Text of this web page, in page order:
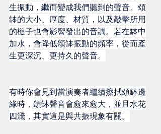
生振動，繼而變成我們聽到的聲音。頌
缽的大小、厚度、材質，以及敲擊所用
的槌子也會影響發出的音調。若在缽中
加水，會降低頌缽振動的頻率，從而產
生更深沉、更持久的聲音。
有時你會見到當演奏者繼續擦拭頌缽邊
緣時，頌缽聲音會愈來愈大，並且水花
四濺，其實這是與共振現象有關。